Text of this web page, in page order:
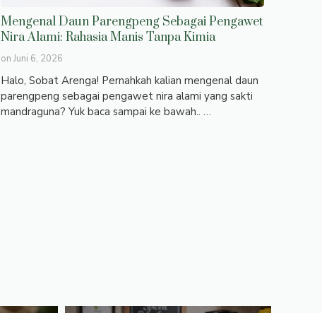
Mengenal Daun Parengpeng Sebagai Pengawet
Nira Alami: Rahasia Manis Tanpa Kimia
on Juni 6, 2026
Halo, Sobat Arenga! Pernahkah kalian mengenal daun
parengpeng sebagai pengawet nira alami yang sakti
mandraguna? Yuk baca sampai ke bawah.. …